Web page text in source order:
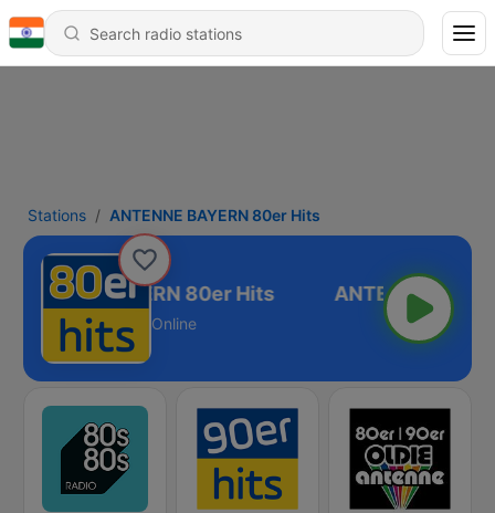
Stations ANTENNE BAYERN 80er Hits
BAYERN 80er Hits
Online